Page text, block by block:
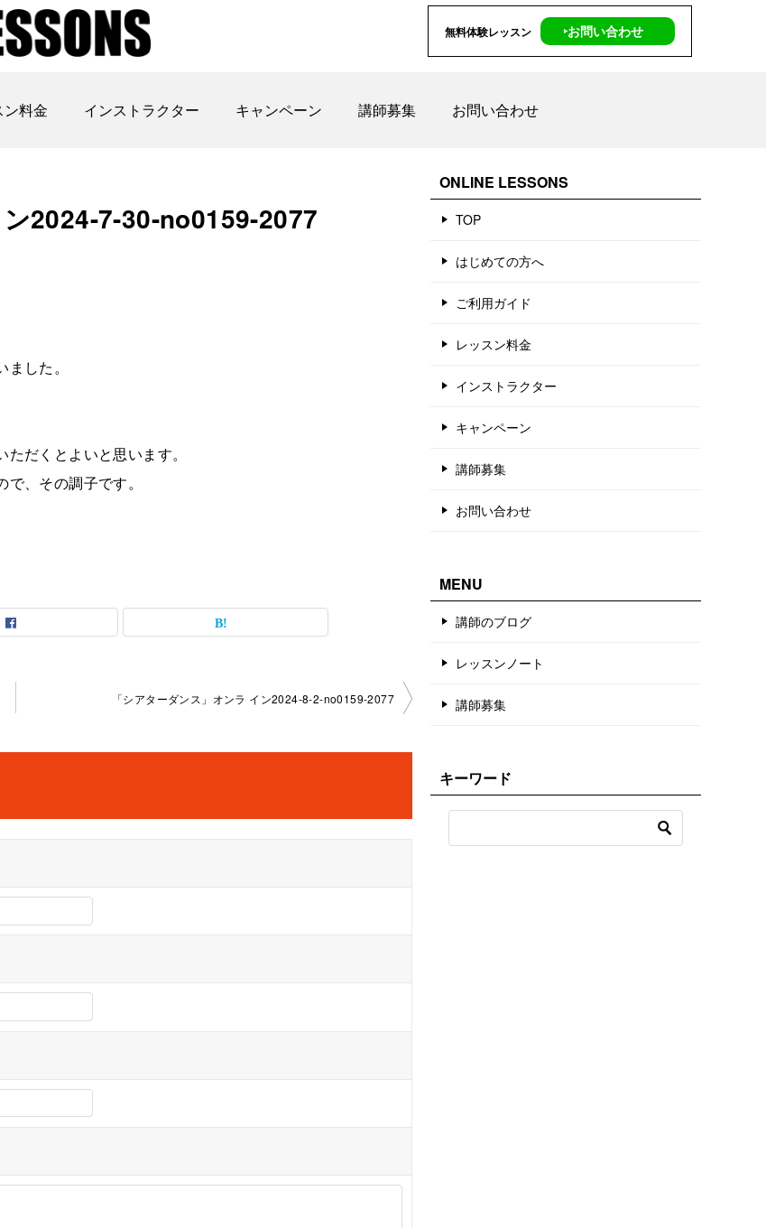
無料体験レッスン ‣お問い合わせ
ン料金 インストラクター キャンペーン 講師募集 お問い合わせ
2024-7-30-no0159-2077
した。
だくとよいと思います。
、その調子です。
「シアターダンス」オンラ イン2024-8-2-no0159-2077
ONLINE LESSONS
TOP
はじめての方へ
ご利用ガイド
レッスン料金
インストラクター
キャンペーン
講師募集
お問い合わせ
MENU
講師のブログ
レッスンノート
講師募集
キーワード